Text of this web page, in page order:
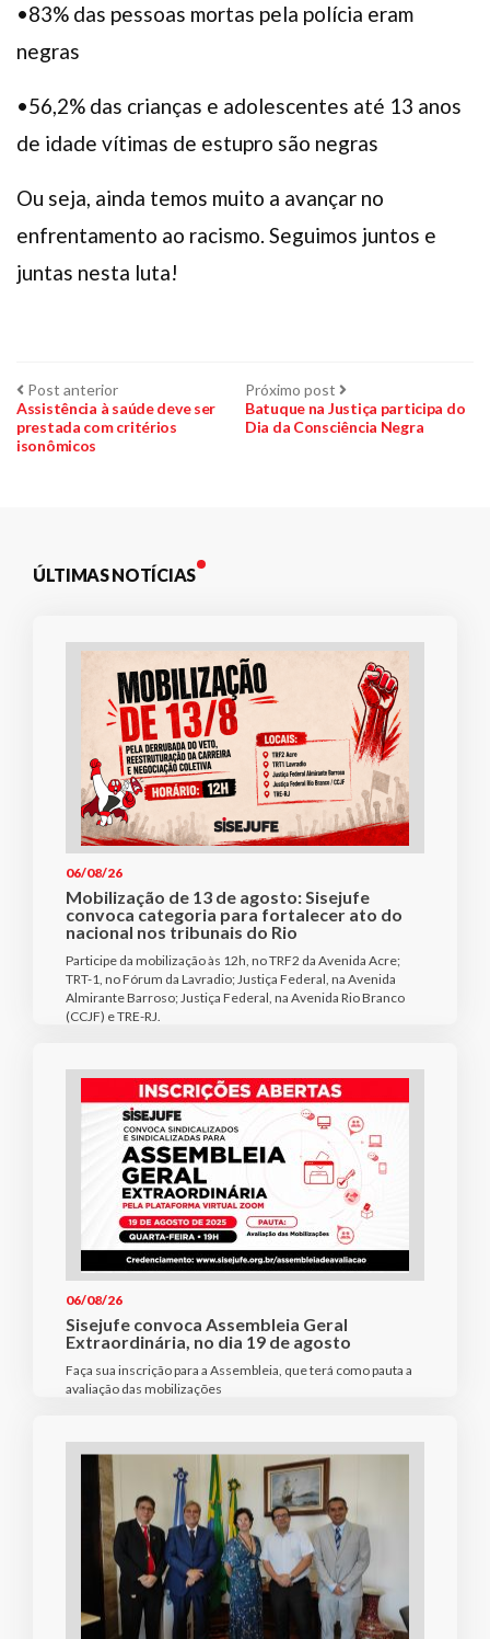
•83% das pessoas mortas pela polícia eram
negras
•56,2% das crianças e adolescentes até 13 anos
de idade vítimas de estupro são negras
Ou seja, ainda temos muito a avançar no
enfrentamento ao racismo. Seguimos juntos e
juntas nesta luta!
Navegação
de
Post anteriorPost
anterior:
Assistência à saúde deve ser
prestada com critérios
isonômicos
Próximo post Próximo
post:
Batuque na Justiça participa do
Dia da Consciência Negra
ÚLTIMAS NOTÍCIAS
06/08/26
Mobilização de 13 de agosto: Sisejufe
convoca categoria para fortalecer ato do
nacional nos tribunais do Rio
Participe da mobilização às 12h, no TRF2 da Avenida Acre;
TRT-1, no Fórum da Lavradio; Justiça Federal, na Avenida
Almirante Barroso; Justiça Federal, na Avenida Rio Branco
(CCJF) e TRE-RJ.
06/08/26
Sisejufe convoca Assembleia Geral
Extraordinária, no dia 19 de agosto
Faça sua inscrição para a Assembleia, que terá como pauta a
avaliação das mobilizações